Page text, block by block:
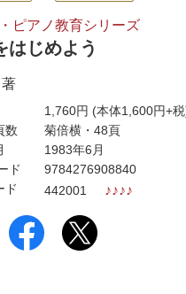
ピアノ教育シリーズ
はじめよう
著
1,760円 (本体1,600円+
数
菊倍横・48頁
1983年6月
ド
9784276908840
ド
442001 ♪♪♪♪